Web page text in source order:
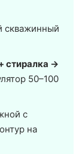
скважинный
стиралка →
50–100
с
на